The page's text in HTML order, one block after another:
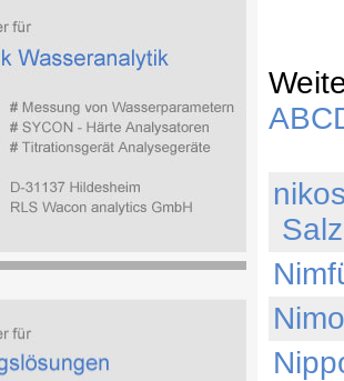
ABC